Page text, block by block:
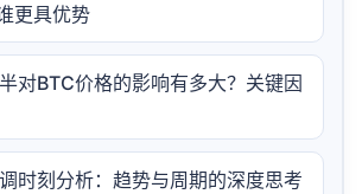
更具优势
对BTC价格的影响有多大？关键因
时刻分析：趋势与周期的深度思考